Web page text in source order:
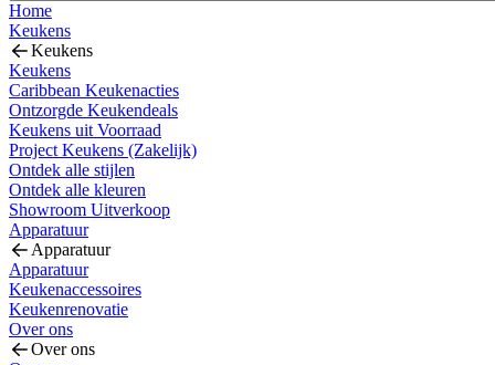
Home
Keukens
Keukens
Keukens
Caribbean Keukenacties
Ontzorgde Keukendeals
Keukens uit Voorraad
Project Keukens (Zakelijk)
Ontdek alle stijlen
Ontdek alle kleuren
Showroom Uitverkoop
Apparatuur
Apparatuur
Apparatuur
Keukenaccessoires
Keukenrenovatie
Over ons
Over ons